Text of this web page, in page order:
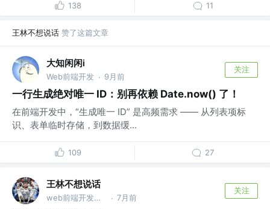
138 11
王林不想说话 赞了这篇文章
大知闲闲i
Web前端开发 · 9月前
关注
一行生成绝对唯一 ID：别再依赖 Date.now() 了！
在前端开发中，“生成唯一 ID” 是高频需求 —— 从列表项标
识、表单临时存储，到数据缓...
109 27
王林不想说话
web前端开发工程师 · 7月前
关注